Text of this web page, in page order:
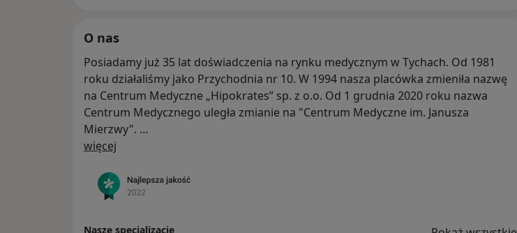
O nas
Posiadamy już 35 lat doświadczenia na rynku medycznym w Tychach. Od 1981
roku działaliśmy jako Przychodnia nr 10. W 1994 nasza placówka zmieniła nazwę
na Centrum Medyczne „Hipokrates” sp. z o.o. Od 1 grudnia 2020 roku nazwa
Centrum Medycznego uległa zmianie na "Centrum Medyczne im. Janusza
Mierzwy".
Motto z jakim się utożsamiamy i jakie towarzyszy nam każdego dnia jest hasło
czuł się u nas bezpiecznie i komfortowo, był kompleksowo obsłużony przez
wysokiej klasy specjalistów, którym można zaufać.
usługi najwyższej jakości.
więcej
Nasze specjalizacje